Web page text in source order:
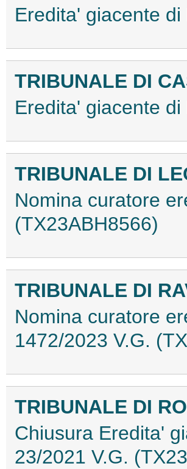
Eredita' giacente
TRIBUNALE DI
Eredita' giacente
TRIBUNALE DI
Nomina curatore
(TX23ABH8566)
TRIBUNALE DI
Nomina curatore
1472/2023 V.G.
TRIBUNALE DI
Chiusura Eredita'
23/2021 V.G.